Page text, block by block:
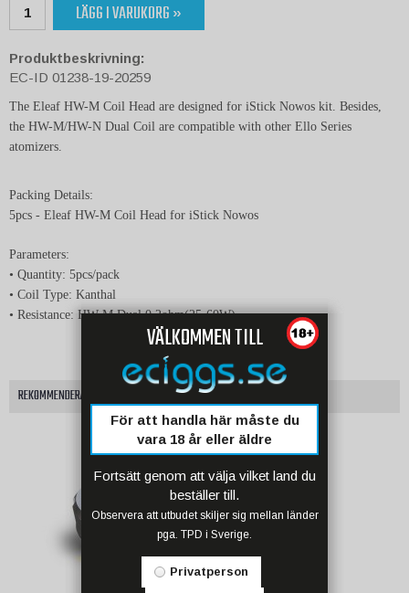
LÄGG I VARUKORG »
Produktbeskrivning:
EC-ID 01238-19-20259
The Eleaf HW-M Coil Head are designed for iStick Nowos kit. Besides,
the HW-M/HW-N Dual Coil are compatible with other Ello Series
atomizers.
Packing Details:
5pcs - Eleaf HW-M Coil Head for iStick Nowos
Parameters:
• Quantity: 5pcs/pack
• Coil Type: Kanthal
• Resistance: HW-M Dual 0.2ohm(25-60W)
REKOMMENDERADE TILLBEHÖR TILL DENNA PRODUKT
VÄLKOMMEN TILL
För att handla här måste du
vara 18 år eller äldre
Fortsätt genom att välja vilket land du
beställer till.
Observera att utbudet skiljer sig mellan länder
pga. TPD i Sverige.
Privatperson